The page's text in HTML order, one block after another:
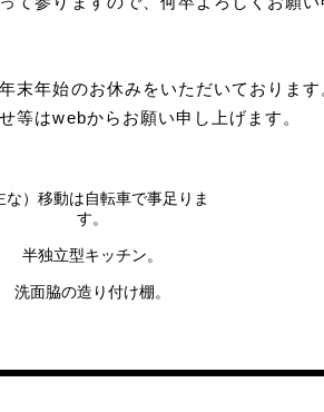
末年始のお休みをいただいております
等はwebからお願い申し上げます。
な）移動は自転車で事足りま
す。
半独立型キッチン。
洗面脇の造り付け棚。